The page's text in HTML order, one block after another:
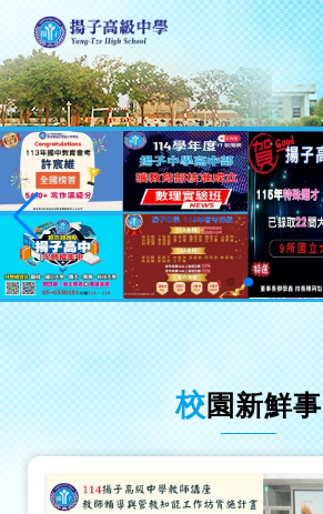
校園新鮮事